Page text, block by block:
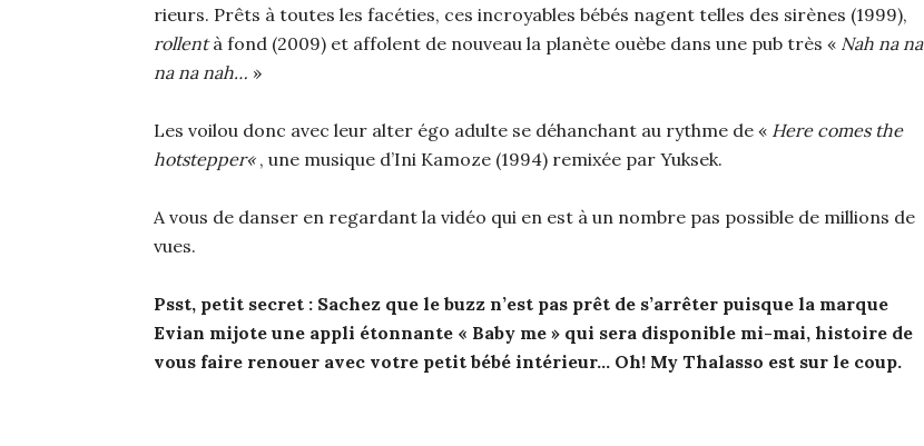
rieurs. Prêts à toutes les facéties, ces incroyables bébés nagent telles des sirènes (1999),
rollentà fond (2009) et affolent de nouveau la planète ouèbe dans une pub très « Nah na na
na na nah… »
Les voilou donc avec leur alter égo adulte se déhanchant au rythme de « Here comes the
hotstepper« , une musique d’Ini Kamoze (1994) remixée par Yuksek.
A vous de danser en regardant la vidéo qui en est à un nombre pas possible de millions de
vues.
Psst, petit secret : Sachez que le buzz n’est pas prêt de s’arrêter puisque la marque
Evian mijote une appli étonnante « Baby me » qui sera disponible mi-mai, histoire de
vous faire renouer avec votre petit bébé intérieur… Oh! My Thalasso est sur le coup.